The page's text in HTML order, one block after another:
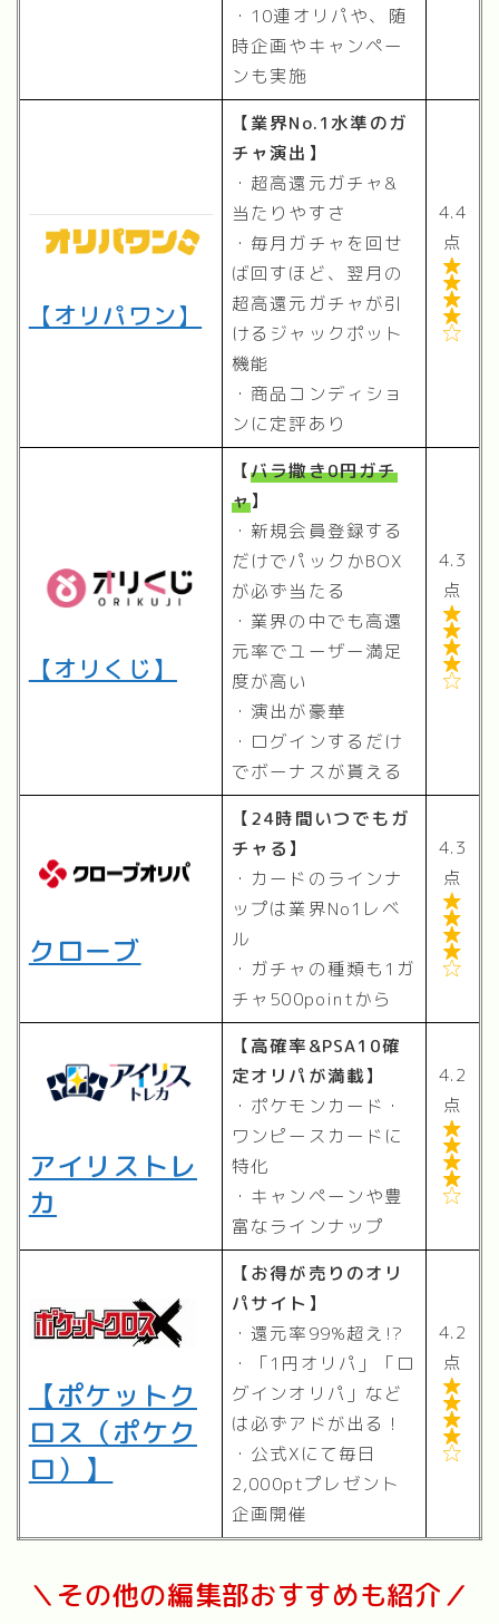
・10連オリパや、随
時企画やキャンペー
ンも実施
【オリパワン】
【業界No.1水準のガ
チャ演出】
・超高還元ガチャ&
当たりやすさ
・毎月ガチャを回せ
ば回すほど、翌月の
超高還元ガチャが引
けるジャックポット
機能
・商品コンディショ
ンに定評あり
4.4
点





【オリくじ】
【バラ撒き0円ガチ
ャ】
・新規会員登録する
だけでパックかBOX
が必ず当たる
・業界の中でも高還
元率でユーザー満足
度が高い
・演出が豪華
・ログインするだけ
でボーナスが貰える
4.3
点





クローブ
【24時間いつでもガ
チャる】
・カードのラインナ
ップは業界No1レベ
ル
・ガチャの種類も1ガ
チャ500pointから
4.3
点





アイリストレ
カ
【高確率&PSA10確
定オリパが満載】
・ポケモンカード・
ワンピースカードに
特化
・キャンペーンや豊
富なラインナップ
4.2
点





【ポケットク
ロス（ポケク
ロ）】
【お得が売りのオリ
パサイト】
・還元率99%超え!?
・「1円オリパ」「ロ
グインオリパ」など
は必ずアドが出る！
・公式Xにて毎日
2,000ptプレゼント
企画開催
4.2
点





＼その他の編集部おすすめも紹介／